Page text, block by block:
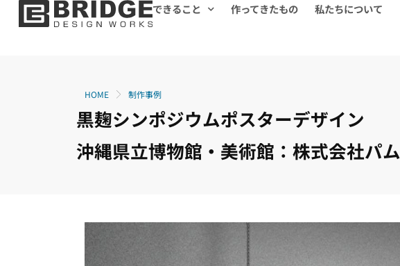
できること 作ってきたもの 私たちについて
HOME 制作事例
黒麹シンポジウムポスターデザイン
沖縄県立博物館・美術館：株式会社パム